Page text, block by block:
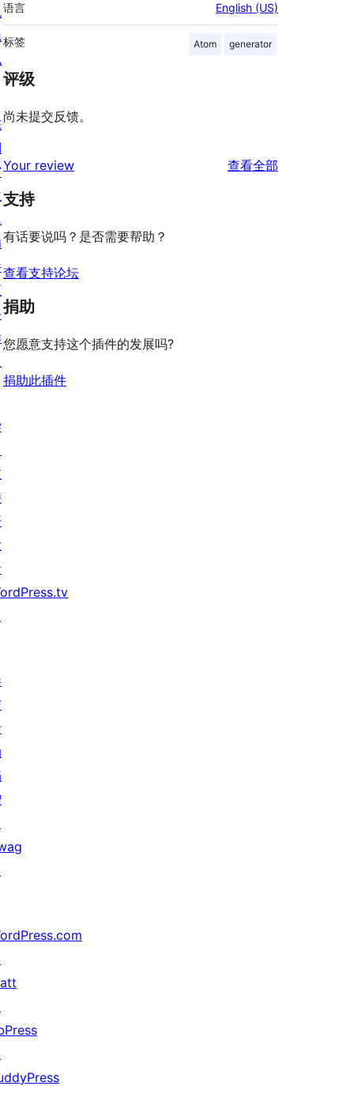
语言 English (US)
标签 Atom generator
评级
尚未提交反馈。
Your review 查看全部
支持
有话要说吗？是否需要帮助？
查看支持论坛
捐助
您愿意支持这个插件的发展吗?
捐助此插件